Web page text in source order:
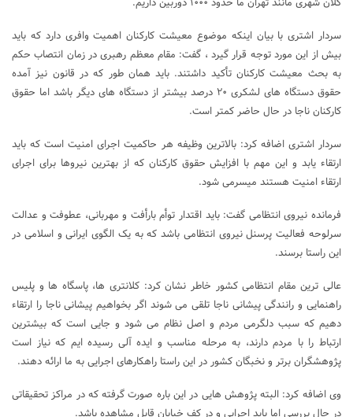
کلان شهری مانند تهران ما حدود ۱۰۰۰ دوربین داریم.
سردار اشتری با بیان اینکه موضوع معیشت کارکنان اهمیت وافری دارد که باید
بیش از این مورد توجه قرار گیرد ، گفت: مقام معظم رهبری در زمان انتصاب حکم
به بحث معیشت کارکنان تأکید داشتند. باید همان طور که در قانون نیز آمده
حقوق دستگاه های لشکری ۲۰ درصد بیشتر از دستگاه های دیگر باشد اما حقوق
کارکنان ناجا در حال حاضر کمتر است.
سردار اشتری اضافه کرد: بالاترین وظیفه هر حاکمیت اجرای امنیت است که باید
ارتقاء یابد و این مهم با افزایش حقوق کارکنان که از بهترین نیروها برای اجرای
ارتقاء امنیت هستند میسرمی شود.
فرمانده نیروی انتظامی گفت: باید اقتدار توأم بارأفت و مهربانی، عطوفت و عدالت
سرلوحه فعالیت پرسنل نیروی انتظامی باشد که به یک الگوی ایرانی و اسلامی در
این راستا برسند.
عالی ترین مقام انتظامی کشور خاطر نشان کرد: کلانتری ها، پاسگاه ها و پلیس
راهنمایی و رانندگی پیشانی ناجا تلقی می شوند اگر بخواهیم پیشانی ناجا را ارتقاء
دهیم که سبب دلگرمی مردم و اصل نظام می شود و جایی است که بیشترین
ارتباط را با مردم دارند، به مرحله مناسب و ایده آلی رسیده ایم که نیاز است
پژوهشگران برتر و نخبگان کشور در این راستا راهکارهای اجرایی به ما ارائه دهند.
وی اضافه کرد: البته پژوهش هایی در این باره صورت گرفته که در مراکز تحقیقاتی